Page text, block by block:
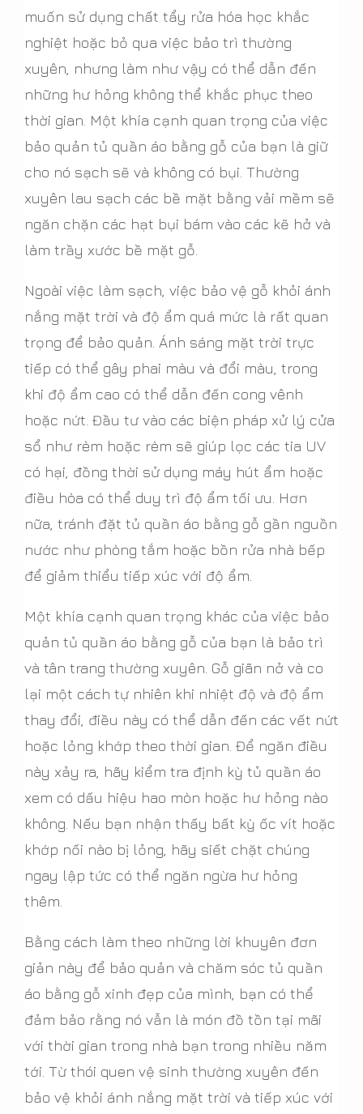
muốn sử dụng chất tẩy rửa hóa học khắc
nghiệt hoặc bỏ qua việc bảo trì thường
xuyên, nhưng làm như vậy có thể dẫn đến
những hư hỏng không thể khắc phục theo
thời gian. Một khía cạnh quan trọng của việc
bảo quản tủ quần áo bằng gỗ của bạn là giữ
cho nó sạch sẽ và không có bụi. Thường
xuyên lau sạch các bề mặt bằng vải mềm sẽ
ngăn chặn các hạt bụi bám vào các kẽ hở và
làm trầy xước bề mặt gỗ.
Ngoài việc làm sạch, việc bảo vệ gỗ khỏi ánh
nắng mặt trời và độ ẩm quá mức là rất quan
trọng để bảo quản. Ánh sáng mặt trời trực
tiếp có thể gây phai màu và đổi màu, trong
khi độ ẩm cao có thể dẫn đến cong vênh
hoặc nứt. Đầu tư vào các biện pháp xử lý cửa
sổ như rèm hoặc rèm sẽ giúp lọc các tia UV
có hại, đồng thời sử dụng máy hút ẩm hoặc
điều hòa có thể duy trì độ ẩm tối ưu. Hơn
nữa, tránh đặt tủ quần áo bằng gỗ gần nguồn
nước như phòng tắm hoặc bồn rửa nhà bếp
để giảm thiểu tiếp xúc với độ ẩm.
Một khía cạnh quan trọng khác của việc bảo
quản tủ quần áo bằng gỗ của bạn là bảo trì
và tân trang thường xuyên. Gỗ giãn nở và co
lại một cách tự nhiên khi nhiệt độ và độ ẩm
thay đổi, điều này có thể dẫn đến các vết nứt
hoặc lỏng khớp theo thời gian. Để ngăn điều
này xảy ra, hãy kiểm tra định kỳ tủ quần áo
xem có dấu hiệu hao mòn hoặc hư hỏng nào
không. Nếu bạn nhận thấy bất kỳ ốc vít hoặc
khớp nối nào bị lỏng, hãy siết chặt chúng
ngay lập tức có thể ngăn ngừa hư hỏng
thêm.
Bằng cách làm theo những lời khuyên đơn
giản này để bảo quản và chăm sóc tủ quần
áo bằng gỗ xinh đẹp của mình, bạn có thể
đảm bảo rằng nó vẫn là món đồ tồn tại mãi
với thời gian trong nhà bạn trong nhiều năm
tới. Từ thói quen vệ sinh thường xuyên đến
bảo vệ khỏi ánh nắng mặt trời và tiếp xúc với